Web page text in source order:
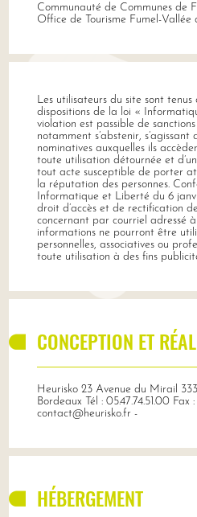
Communauté de Communes de
Office de Tourisme Fumel-
Les utilisateurs du site sont tenus
dispositions de la loi «
violation est passible de
notamment s’abstenir, s’agissant
nominatives auxquelles ils
toute utilisation détournée et
tout acte susceptible de porter
la réputation des personnes.
Informatique et Liberté du 6
droit d’accès et de rectification
concernant par courriel adressé
informations ne pourront être
personnelles, associatives ou
toute utilisation à des fins
CONCEPTION ET
Heurisko 23 Avenue du Mirail
Bordeaux Tél : 05.47.74.51.00 Fax
contact@heurisko.fr -
HÉBERGEMENT